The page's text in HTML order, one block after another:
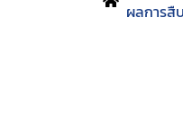
ผลการสื